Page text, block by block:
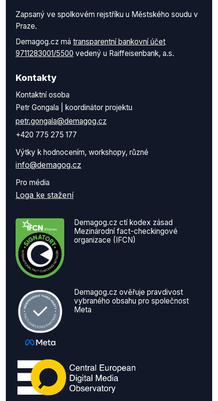
Zapsaný ve spolkovém rejstříku u Městského soudu v
Praze.
Demagog.cz má transparentní bankovní účet
9711283001/5500 vedený u Raiffeisenbank, a.s.
Kontakty
Kontaktní osoba
Petr Gongala | koordinátor projektu
petr.gongala@demagog.cz
+420 775 275 177
Výtky k hodnocením, workshopy, různé
info@demagog.cz
Pro média
Loga ke stažení
Demagog.cz ctí kodex zásad
Mezinárodní fact-checkingové
organizace (IFCN)
Demagog.cz ověřuje pravdivost
vybraného obsahu pro společnost
Meta